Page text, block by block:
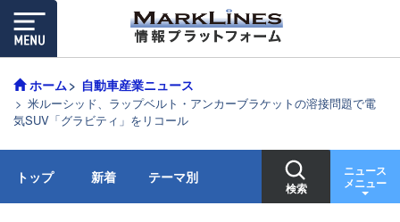
ホーム 自動車産業ニュース
米ルーシッド、ラップベルト・アンカーブラケットの溶接問題で電
気SUV「グラビティ」をリコール
トップ 新着 テーマ別
検索
ニュース
メニュー